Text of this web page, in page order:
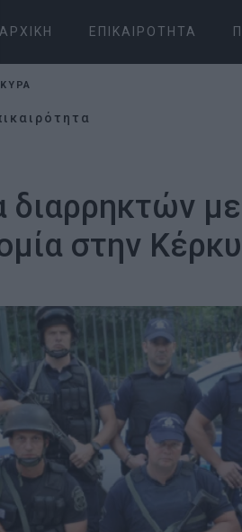
ΑΡΧΙΚΉ ΕΠΙΚΑΙΡΌΤΗΤΑ
διαρρηκτών
στην